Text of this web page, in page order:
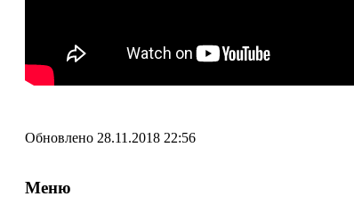
Обновлено 28.11.2018 22:56
Меню